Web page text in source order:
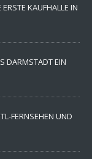
ERSTE KAUFHALLE IN
DARMSTADT EIN
FERNSEHEN UND